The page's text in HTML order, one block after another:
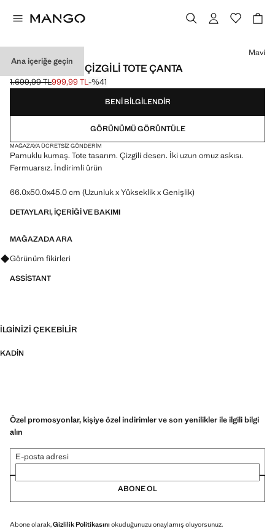
Ana içeriğe geçin
HAVLU KUMAŞ ÇIZGILI TOTE ÇANTA
Üstü çizili ilk fiyat [1.699,99 TL ]
1.699,99 TL
Güncel fiyat [999,99 TL ]
999,99 TL-%41
Bir renk seçin
Mavi
BENI BILGILENDIR
GÖRÜNÜMÜ GÖRÜNTÜLE
MAĞAZAYA ÜCRETSIZ GÖNDERIM
Pamuklu kumaş. Tote tasarım. Çizgili desen. İki uzun omuz askısı.
Fermuarsız. İndirimli ürün
66.0x50.0x45.0 cm (Uzunluk x Yükseklik x Genişlik)
DETAYLARI, IÇERIĞI VE BAKIMI
MAĞAZADA ARA
Görünümler, ürünler ve trendler hakkında sorular sorun
Görünüm fikirleri
ASSISTANT
İLGINIZI ÇEKEBILIR
KADIN
Özel promosyonlar, kişiye özel indirimler ve son yenilikler ile ilgili bilgi
alın
E-posta adresi
ABONE OL
Abone olarak,Gizlilik Politikasını okuduğunuzu onaylamış oluyorsunuz.